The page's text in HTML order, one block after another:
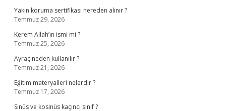
Yakın koruma sertifikası nereden alınır ?
Temmuz 29, 2026
Kerem Allah’ın ismi mi ?
Temmuz 25, 2026
Ayraç neden kullanılır ?
Temmuz 21, 2026
Eğitim materyalleri nelerdir ?
Temmuz 17, 2026
Sinüs ve kosinüs kaçıncı sınıf ?